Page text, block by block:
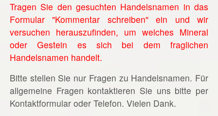
Tragen Sie den gesuchten Handelsnamen in das
Formular "Kommentar schreiben" ein und wir
versuchen herauszufinden, um welches Mineral
oder Gestein es sich bei dem fraglichen
Handelsnamen handelt.
Bitte stellen Sie nur Fragen zu Handelsnamen. Für
allgemeine Fragen kontaktieren Sie uns bitte per
Kontaktformular oder Telefon. Vielen Dank.